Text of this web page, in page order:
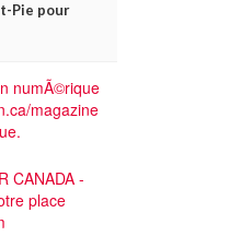
Pie pour